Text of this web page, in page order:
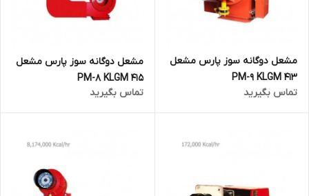
مشعل دوگانه سوز پارس مشعل
PM-9 KLGM 413
تماس بگیرید
مشعل دوگانه سوز پارس مشعل
PM-8 KLGM 415
تماس بگیرید